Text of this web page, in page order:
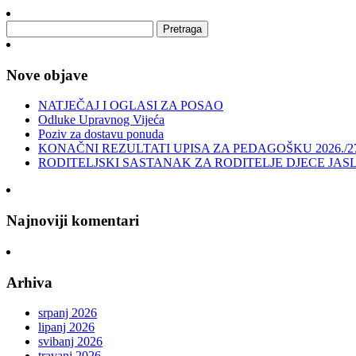
Nove objave
NATJEČAJ I OGLASI ZA POSAO
Odluke Upravnog Vijeća
Poziv za dostavu ponuda
KONAČNI REZULTATI UPISA ZA PEDAGOŠKU 2026./
RODITELJSKI SASTANAK ZA RODITELJE DJECE
Najnoviji komentari
Arhiva
srpanj 2026
lipanj 2026
svibanj 2026